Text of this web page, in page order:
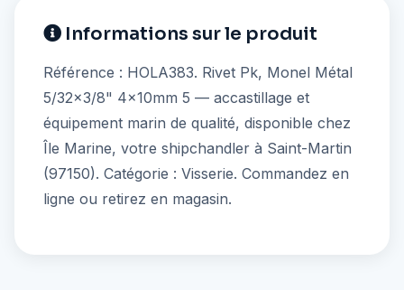
Informations sur le produit
Référence : HOLA383. Rivet Pk, Monel Métal
5/32x3/8" 4x10mm 5 — accastillage et
équipement marin de qualité, disponible chez
Île Marine, votre shipchandler à Saint-Martin
(97150). Catégorie : Visserie. Commandez en
ligne ou retirez en magasin.